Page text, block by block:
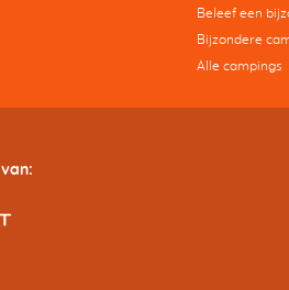
Beleef een
Bijzondere
Alle campings